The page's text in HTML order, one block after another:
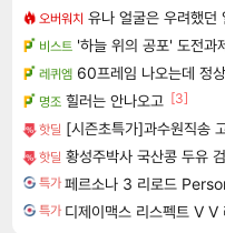
오버워치 유나 얼굴은 우려했던
비스트 '하늘 위의 공포' 도전과
레퀴엠 60프레임 나오는데 정
명조 힐러는 안나오고 [3]
핫딜 [시즌초특가]과수원직송 고
핫딜 황성주박사 국산콩 두유
특가 페르소나 3 리로드
특가